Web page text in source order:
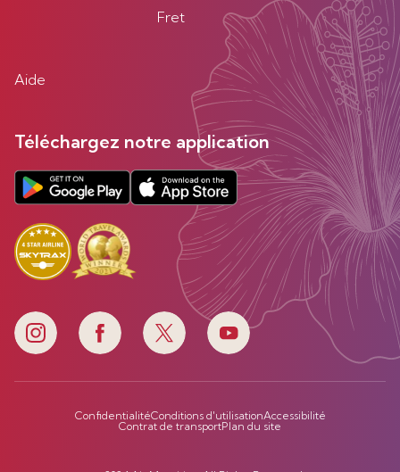
Fret
Aide
Téléchargez notre application
ConfidentialitéConditions d'utilisationAccessibilité
Contrat de transportPlan du site